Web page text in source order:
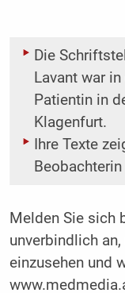
Die
Lavant war
Patientin in
Klagenfurt.
Ihre Texte
Melden Sie sich
unverbindlich
einzusehen und